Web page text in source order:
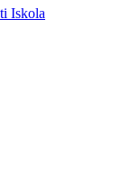
Iskola